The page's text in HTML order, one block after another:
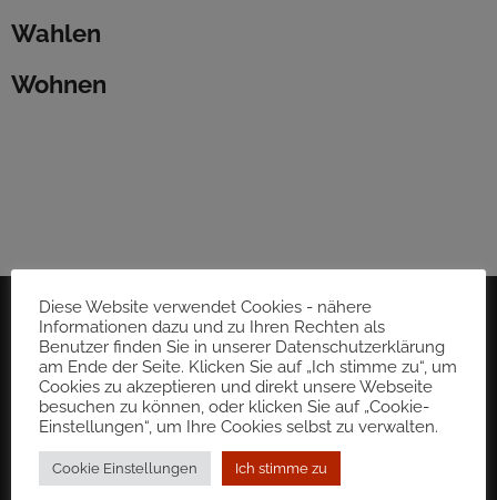
Wahlen
Wohnen
Diese Website verwendet Cookies - nähere
Informationen dazu und zu Ihren Rechten als
Benutzer finden Sie in unserer Datenschutzerklärung
am Ende der Seite. Klicken Sie auf „Ich stimme zu“, um
Cookies zu akzeptieren und direkt unsere Webseite
besuchen zu können, oder klicken Sie auf „Cookie-
Einstellungen“, um Ihre Cookies selbst zu verwalten.
Cookie Einstellungen Ich stimme zu